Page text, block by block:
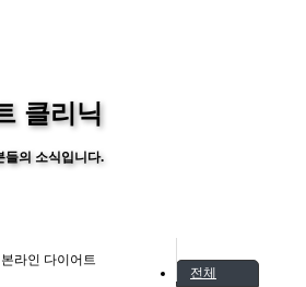
클리닉
들의 소식입니다.
본라인 다이어트
전체